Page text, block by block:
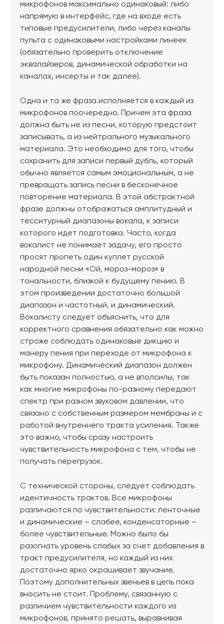
микрофонов максимально одинаковый: либо
напрямую в интерфейс, где на входе есть
типовые предусилители, либо через каналы
пульта с одинаковыми настройками линеек
(обязательно проверить отключение
эквалайзеров, динамической обработки на
каналах, инсерты и так далее).
Одна и та же фраза исполняется в каждый из
микрофонов поочередно. Причем эта фраза
должна быть не из песни, которую предстоит
записывать, а из нейтрального музыкального
материала. Это необходимо для того, чтобы
сохранить для записи первый дубль, который
обычно является самым эмоциональным, а не
превращать запись песни в бесконечное
повторение материала. В этой абстрактной
фразе должны отображаться амплитудный и
тесситурный диапазоны вокала, к записи
которого идет подготовка. Часто, когда
вокалист не понимает задачу, его просто
просят пропеть один куплет русской
народной песни «Ой, мороз-мороз» в
тональности, близкой к будущему пению. В
этом произведении достаточно большой
диапазон и частотный, и динамический.
Вокалисту следует объяснить, что для
корректного сравнения обязательно как можно
строже соблюдать одинаковые дикцию и
манеру пения при переходе от микрофона к
микрофону. Динамический диапазон должен
быть показан полностью, а не вполсилы, так
как многие микрофоны по-разному передают
спектр при разном звуковом давлении, что
связано с собственным размером мембраны и с
работой внутреннего тракта усиления. Также
это важно, чтобы сразу настроить
чувствительность микрофона с тем, чтобы не
получать перегрузок.
С технической стороны, следует соблюдать
идентичность трактов. Все микрофоны
различаются по чувствительности: ленточные
и динамические – слабее, конденсаторные –
более чувствительные. Можно было бы
разогнать уровень слабых за счет добавления в
тракт предусилителя, но каждый из них
достаточно ярко окрашивает звучание.
Поэтому дополнительных звеньев в цепь пока
вносить не стоит. Проблему, связанную с
различием чувствительности каждого из
микрофонов, принято решать, выравнивая